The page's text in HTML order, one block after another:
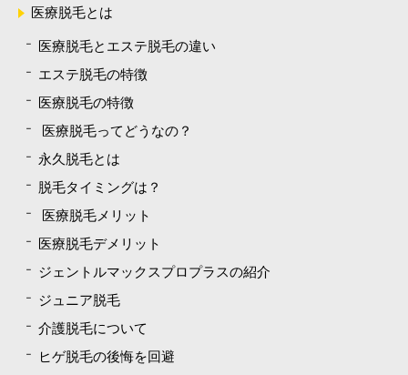
医療脱毛とは
医療脱毛とエステ脱毛の違い
エステ脱毛の特徴
医療脱毛の特徴
医療脱毛ってどうなの？
永久脱毛とは
脱毛タイミングは？
医療脱毛メリット
医療脱毛デメリット
ジェントルマックスプロプラスの紹介
ジュニア脱毛
介護脱毛について
ヒゲ脱毛の後悔を回避